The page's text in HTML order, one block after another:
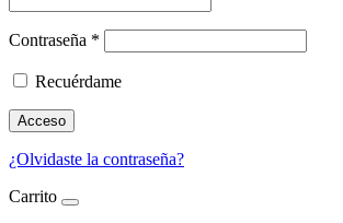
Contraseña *
Recuérdame
Acceso
¿Olvidaste la contraseña?
Carrito